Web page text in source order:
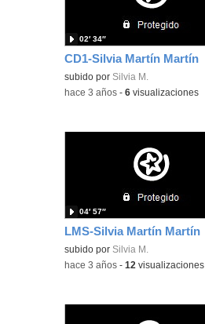
CD1-Silvia Martín Martín
subido por Silvia M.
02′ 34″
-hace 3 años -6 visualizaciones
LMS-Silvia Martín Martín
subido por Silvia M.
04′ 57″
-hace 3 años -12 visualizaciones